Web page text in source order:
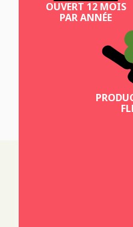
OUVERT 12 MOIS
PAR ANNÉE